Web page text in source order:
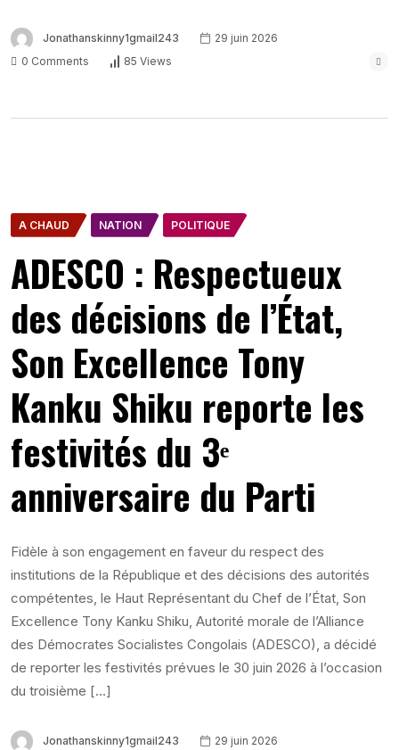
Jonathanskinny1gmail243
29 juin 2026
0 Comments
85 Views
A CHAUD NATION POLITIQUE
ADESCO : Respectueux
des décisions de l’État,
Son Excellence Tony
Kanku Shiku reporte les
festivités du 3ᵉ
anniversaire du Parti
Fidèle à son engagement en faveur du respect des
institutions de la République et des décisions des autorités
compétentes, le Haut Représentant du Chef de l’État, Son
Excellence Tony Kanku Shiku, Autorité morale de l’Alliance
des Démocrates Socialistes Congolais (ADESCO), a décidé
de reporter les festivités prévues le 30 juin 2026 à l’occasion
du troisième […]
Jonathanskinny1gmail243
29 juin 2026